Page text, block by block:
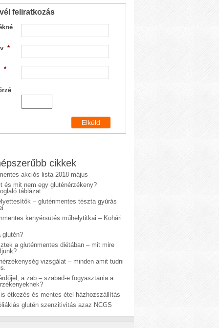
feliratkozás
*
*
cikkek
akciós lista 2018 május
és mit nem egy gluténérzékeny?
táblázat.
– gluténmentes tészta gyúrás
kenyérsütés műhelytitkai – Kohári
glutén?
a gluténmentes diétában – mit mire
vizsgálat – minden amit tudni
a zab – szabad-e fogyasztania a
étkezés és mentes étel házhozszállítás
glutén szenzitivitás azaz NCGS